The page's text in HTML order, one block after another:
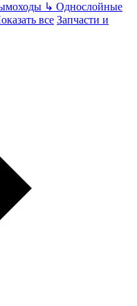
↳ Однослойные
все Запчасти и